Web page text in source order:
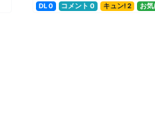
DL 0 コメント 0 キュン! 2 お気